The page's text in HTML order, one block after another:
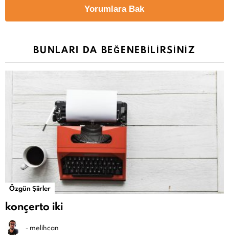
Yorumlara Bak
BUNLARI DA BEĞENEBILIRSINIZ
Özgün Şiirler
konçerto iki
- melihcan